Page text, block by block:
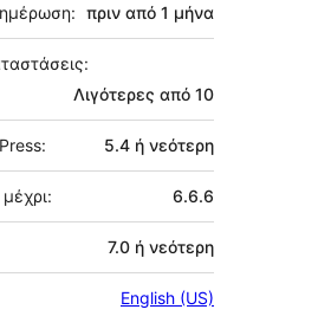
πριν από 1 μήνα
Λιγότερες από 10
5.4 ή νεότερη
6.6.6
7.0 ή νεότερη
English (US)